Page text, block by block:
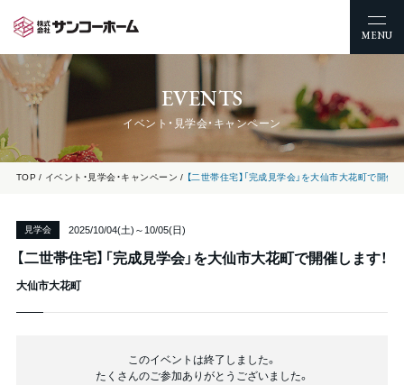
MENU
EVENTS
イベント・見学会・キャンペーン
TOP イベント・見学会・キャンペーン 【二世帯住宅】「完成見学会」を大仙市大花町で開催
見学会 2025/10/04(土)～10/05(日)
【二世帯住宅】「完成見学会」を大仙市大花町で開催します！
大仙市大花町
このイベントは終了しました。
たくさんのご参加ありがとうございました。